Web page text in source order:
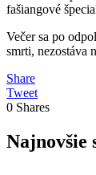
fašiangové
Večer sa po
smrti, nezostáva
Share
Tweet
0 Shares
Najnovšie